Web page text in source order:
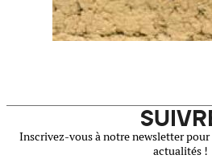
Inscrivez-vous à notre newsletter
actualités !